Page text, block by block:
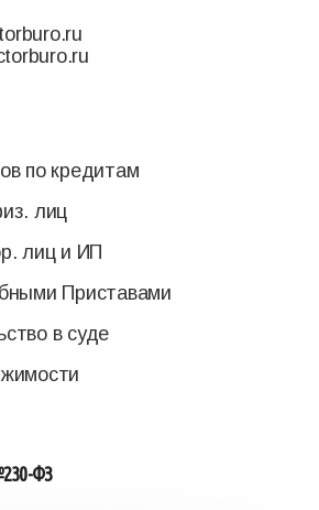
по кредитам
лиц
лиц и ИП
Приставами
в суде
ФЗ